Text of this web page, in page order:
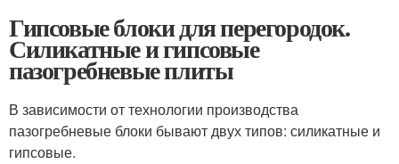
Гипсовые блоки для перегородок.
Силикатные и гипсовые
пазогребневые плиты
В зависимости от технологии производства
пазогребневые блоки бывают двух типов: силикатные и
гипсовые.